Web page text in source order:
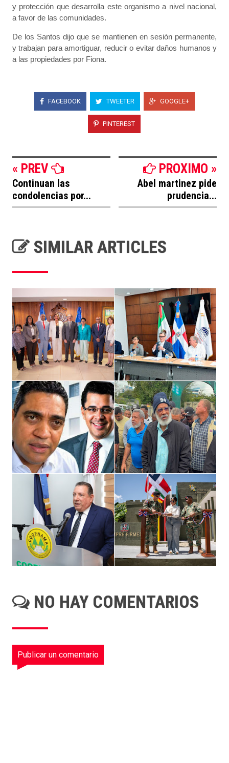
y protección que desarrolla este organismo a nivel nacional,
a favor de las comunidades.
De los Santos dijo que se mantienen en sesión permanente,
y trabajan para amortiguar, reducir o evitar daños humanos y
a las propiedades por Fiona.
FACEBOOK TWEETER GOOGLE+
PINTEREST
« PREV
Continuan las
condolencias por...
PROXIMO »
Abel martinez pide
prudencia...
SIMILAR ARTICLES
NO HAY COMENTARIOS
Publicar un comentario